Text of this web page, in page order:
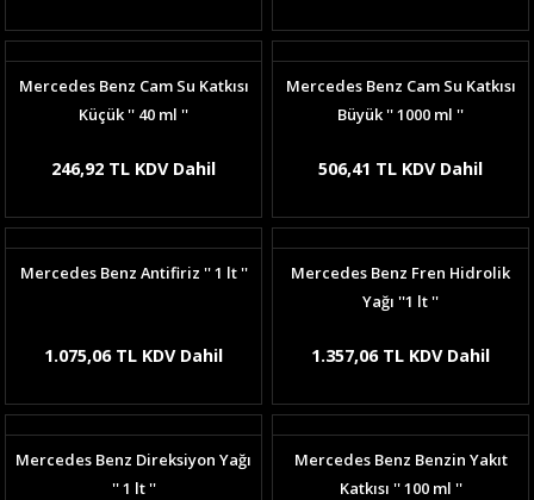
Mercedes Benz Cam Su Katkısı
Küçük '' 40 ml ''
246,92 TL KDV Dahil
Mercedes Benz Cam Su Katkısı
Büyük '' 1000 ml ''
506,41 TL KDV Dahil
Mercedes Benz Antifiriz '' 1 lt ''
1.075,06 TL KDV Dahil
Mercedes Benz Fren Hidrolik
Yağı ''1 lt ''
1.357,06 TL KDV Dahil
Mercedes Benz Direksiyon Yağı
'' 1 lt ''
Mercedes Benz Benzin Yakıt
Katkısı '' 100 ml ''